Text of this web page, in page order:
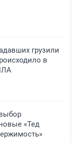
грузили
в
«Тед